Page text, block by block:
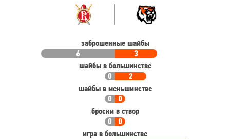
Команда
заброшенные шайбы
6
3
шайбы в большинстве
0
2
шайбы в меньшинстве
0
0
броски в створ
0
0
игра в большинстве